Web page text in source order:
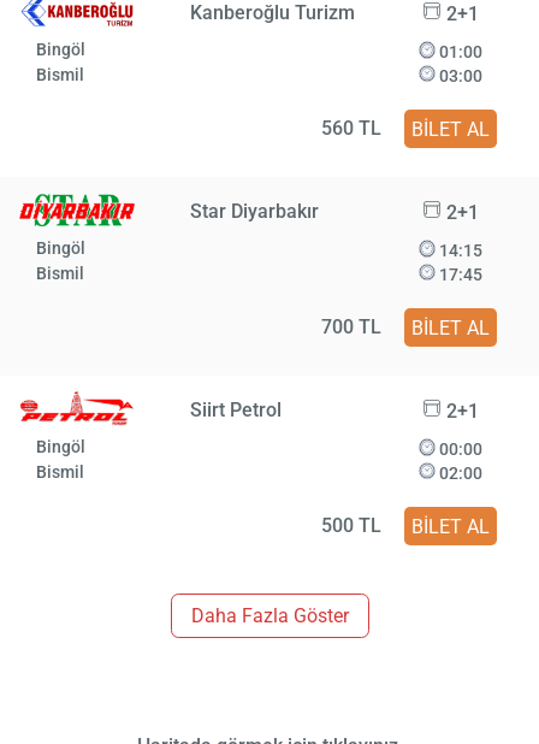
Kanberoğlu Turizm 2+1
Bingöl
Bismil
01:00
03:00
560 TL BİLET AL
Star Diyarbakır 2+1
Bingöl
Bismil
14:15
17:45
700 TL BİLET AL
Siirt Petrol 2+1
Bingöl
Bismil
00:00
02:00
500 TL BİLET AL
Daha Fazla Göster